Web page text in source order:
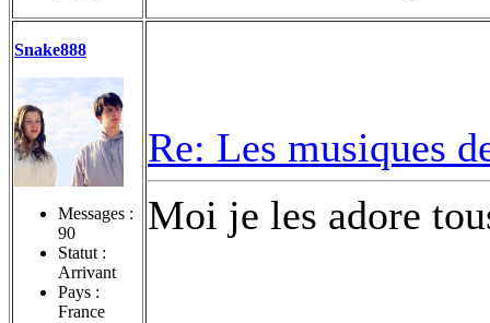
Snake888
Messages :
90
Statut :
Arrivant
Pays :
France
Re: Les musiques
Moi je les adore